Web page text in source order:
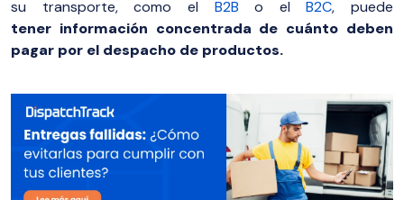
su transporte, como el B2B o elB2C, puede
tener información concentrada de cuánto deben
pagar por el despacho de productos.